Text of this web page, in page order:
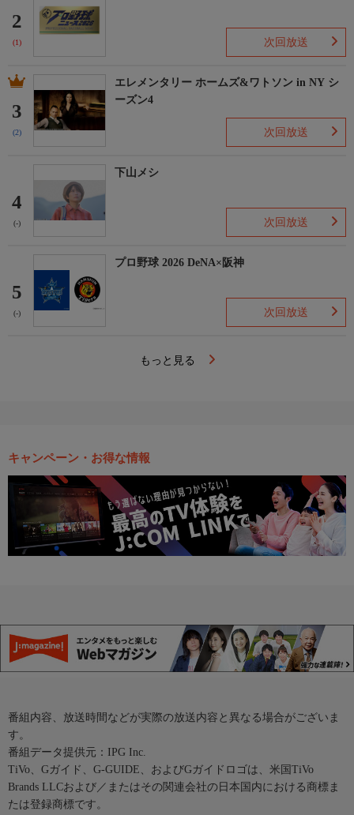
2
(1) 次回放送
3
(2)
エレメンタリー ホームズ&ワトソン in NY シ
ーズン4
次回放送
4
(-)
下山メシ
次回放送
5
(-)
プロ野球 2026 DeNA×阪神
次回放送
もっと見る
キャンペーン・お得な情報
番組内容、放送時間などが実際の放送内容と異なる場合がございま
す。
番組データ提供元：IPG Inc.
TiVo、Gガイド、G-GUIDE、およびGガイドロゴは、米国TiVo
Brands LLCおよび／またはその関連会社の日本国内における商標ま
たは登録商標です。